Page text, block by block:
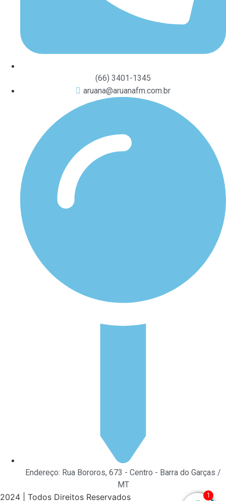
(66) 3401-1345
aruana@aruanafm.com.br
Endereço: Rua Bororos, 673 - Centro - Barra do Garças /
MT
2024 | Todos Direitos Reservados 1